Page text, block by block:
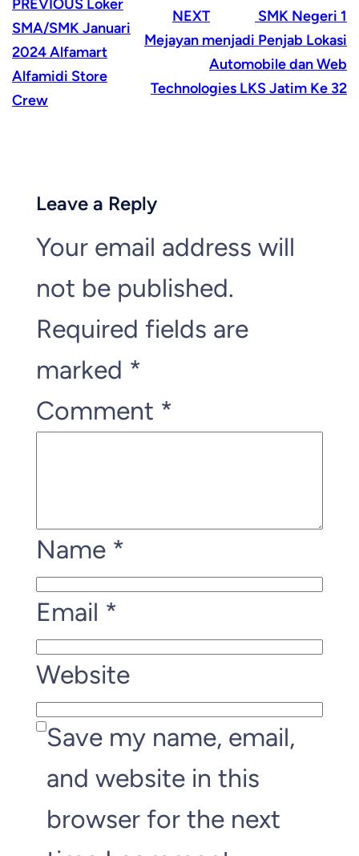
PREVIOUS Loker
SMA/SMK Januari
2024 Alfamart
Alfamidi Store
Crew
NEXT
SMK Negeri 1
Mejayan menjadi Penjab Lokasi
Automobile dan Web
Technologies LKS Jatim Ke 32
Leave a Reply
Your email address will
not be published.
Required fields are
marked *
Comment *
Name *
Email *
Website
Save my name, email,
and website in this
browser for the next